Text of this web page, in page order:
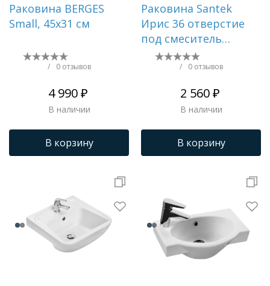
Раковина BERGES
Small, 45х31 см
/ 0 отзывов
4 990 ₽
В наличии
В корзину
Раковина Santek
Ирис 36 отверстие
под смеситель
1WH110514
/ 0 отзывов
2 560 ₽
В наличии
В корзину